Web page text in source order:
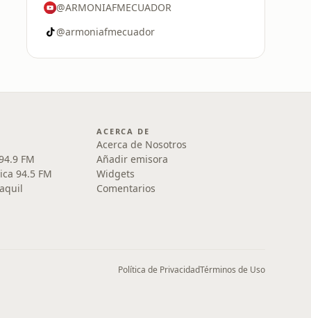
@ARMONIAFMECUADOR
@armoniafmecuador
FM
94.5 FM
ACERCA DE
Acerca de Nosotros
Añadir emisora
Widgets
Comentarios
Política de PrivacidadTérminos de Uso